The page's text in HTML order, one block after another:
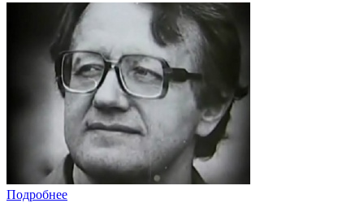
Подробнее